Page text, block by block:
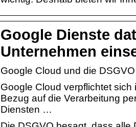
Google Dienste
Unternehmen
Google Cloud und die
Google Cloud verpflichtet
Bezug auf die Verarbeitung
Diensten …